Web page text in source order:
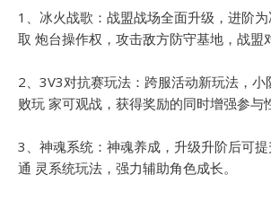
1、冰火战歌：战盟战场全面升级，进阶
取 炮台操作权，攻击敌方防守基地，战盟
2、3V3对抗赛玩法：跨服活动新玩法，
败玩 家可观战，获得奖励的同时增强参与
3、神魂系统：神魂养成，升级升阶后可
通 灵系统玩法，强力辅助角色成长。